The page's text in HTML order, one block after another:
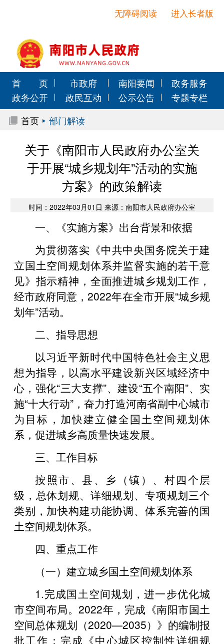
进入长者版
无障碍阅读
首 页 市政府 南阳要闻
政务服务
政务公开
政民互动 公示公告
专题专栏
首页
部门解读
关于《南阳市人民政府办公室关
于开展“城乡规划年”活动的实施
方案》的政策解读
时间：2022年03月01日 来源：南阳市人民政府办公室
一、《实施方案》出台背景和依据
为贯彻落实《中共中央国务院关于建
立国土空间规划体系并监督实施的若干意
见》指示精神，全面推进城乡规划工作，
经市政府同意，2022年在全市开展“城乡规
划年”活动。
二、指导思想
以习近平新时代中国特色社会主义思
想为指导，以高水平建设新兴区域经济中
心，强化“三大支撑”、建设“五个南阳”、实
施“十大行动”，奋力打造河南省副中心城市
为目标，加快建立健全国土空间规划体
系，促进城乡高质量快速发展。
三、工作目标
按照市、县、乡（镇）、村四个层
级，总体划规、详细规划、专项规划三个
类别，加快构建功能协调、体系完善的国
土空间规划体系。
四、重点工作
（一）建立城乡国土空间规划体系
1.完成国土空间规划，进一步优化城
市空间布局。2022年，完成《南阳市国土
空间总体规划（2020—2035）》的编制报
批工作；完成《中心城区控制性详细规